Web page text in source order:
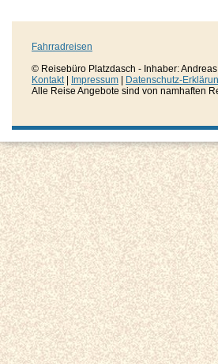
Fahrradreisen
© Reisebüro Platzdasch - Inhaber:
Kontakt| Impressum
Datenschutz-
Alle Reise Angebote sind von namhaften